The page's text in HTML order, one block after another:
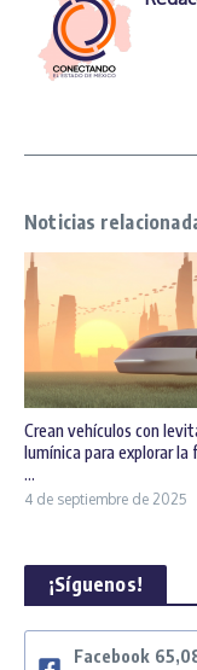
Noticias
Crean vehículos con
lumínica para explorar la
...
4 de septiembre de 2025
¡Síguenos!
Facebook